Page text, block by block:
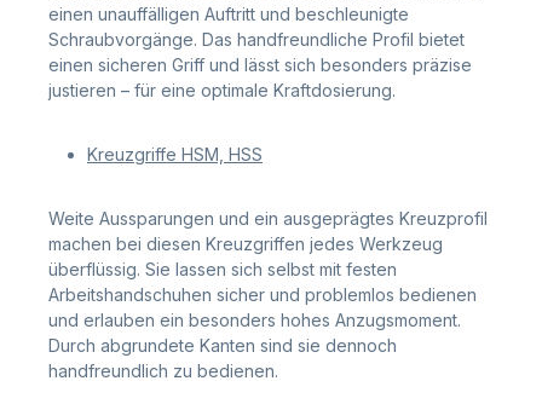
einen unauffälligen Auftritt und beschleunigte
Schraubvorgänge. Das handfreundliche Profil bietet
einen sicheren Griff und lässt sich besonders präzise
justieren – für eine optimale Kraftdosierung.
Kreuzgriffe HSM, HSS
Weite Aussparungen und ein ausgeprägtes Kreuzprofil
machen bei diesen Kreuzgriffen jedes Werkzeug
überflüssig. Sie lassen sich selbst mit festen
Arbeitshandschuhen sicher und problemlos bedienen
und erlauben ein besonders hohes Anzugsmoment.
Durch abgrundete Kanten sind sie dennoch
handfreundlich zu bedienen.